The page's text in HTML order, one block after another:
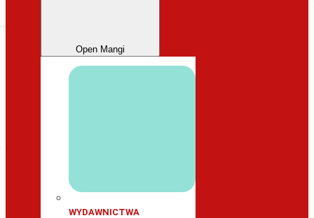
Open Mangi
WYDAWNICTWA